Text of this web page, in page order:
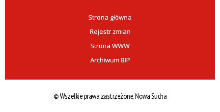
Strona główna
Rejestr zmian
Strona WWW
Archiwum BIP
© Wszelkie prawa zastrzeżone, Nowa Sucha